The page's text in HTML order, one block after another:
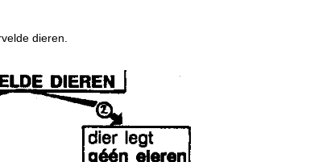
dieren.